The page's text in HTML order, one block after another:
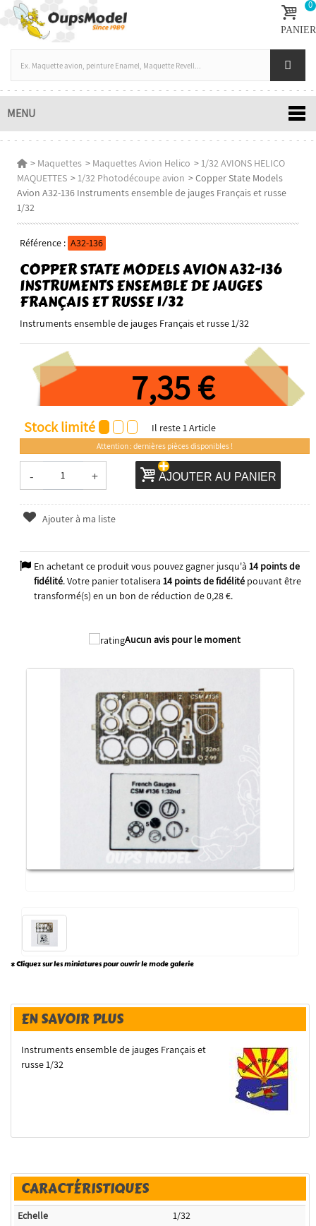
0
PANIER
MENU
> Maquettes > Maquettes Avion Helico >1/32 AVIONS HELICO
MAQUETTES >1/32 Photodécoupe avion >Copper State Models
Avion A32-136 Instruments ensemble de jauges Français et russe
1/32
Référence : A32-136
COPPER STATE MODELS AVION A32-136
INSTRUMENTS ENSEMBLE DE JAUGES
FRANÇAIS ET RUSSE 1/32
Instruments ensemble de jauges Français et russe 1/32
7,35 €
Stock limité Il reste1Article
Attention : dernières pièces disponibles !
- + AJOUTER AU PANIER
Ajouter à ma liste
En achetant ce produit vous pouvez gagner jusqu'à 14points de
fidélité. Votre panier totalisera 14points de fidélitépouvant être
transformé(s) en un bon de réduction de0,28 €.
Aucun avis pour le moment
2025
* Cliquez sur les miniatures pour ouvrir le mode galerie
EN SAVOIR PLUS
Instruments ensemble de jauges Français et
russe 1/32
CARACTÉRISTIQUES
Echelle
1/32